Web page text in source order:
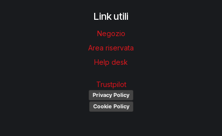
Link utili
Negozio
Area riservata
Help desk
Trustpilot
Privacy Policy
Cookie Policy